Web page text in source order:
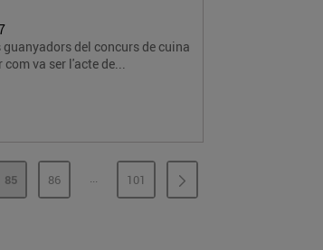
del concurs de cuina
va ser l'acte de...
PÀGINA
85 PÀGINA
86 ...PÀGINES INTERMÈDIES
PÀGINA
101